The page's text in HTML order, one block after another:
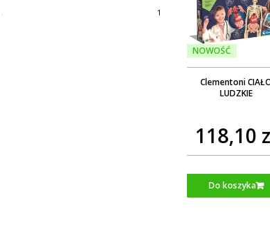
1
NOWOŚĆ
Clementoni
LUDZKIE
118,10
Do koszyka